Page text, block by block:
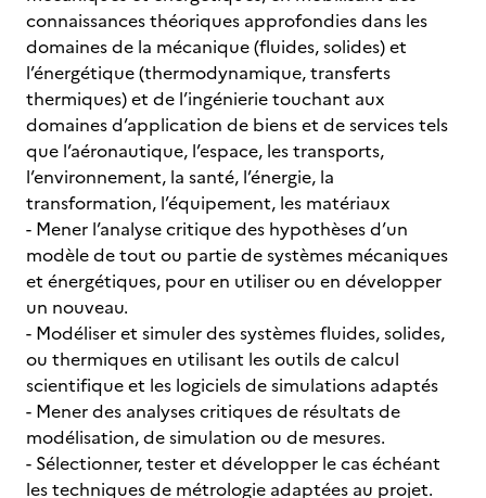
connaissances théoriques approfondies dans les
domaines de la mécanique (fluides, solides) et
l’énergétique (thermodynamique, transferts
thermiques) et de l’ingénierie touchant aux
domaines d’application de biens et de services tels
que l’aéronautique, l’espace, les transports,
l’environnement, la santé, l’énergie, la
transformation, l’équipement, les matériaux
- Mener l’analyse critique des hypothèses d’un
modèle de tout ou partie de systèmes mécaniques
et énergétiques, pour en utiliser ou en développer
un nouveau.
- Modéliser et simuler des systèmes fluides, solides,
ou thermiques en utilisant les outils de calcul
scientifique et les logiciels de simulations adaptés
- Mener des analyses critiques de résultats de
modélisation, de simulation ou de mesures.
- Sélectionner, tester et développer le cas échéant
les techniques de métrologie adaptées au projet.